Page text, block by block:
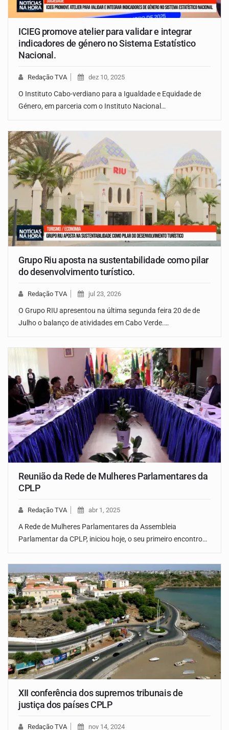
ICIEG promove atelier para validar e integrar
indicadores de género no Sistema Estatístico
Nacional.
Redação TVA dez 10, 2025
O Instituto Cabo-verdiano para a Igualdade e Equidade de
Género, em parceria com o Instituto Nacional…
Grupo Riu aposta na sustentabilidade como pilar
do desenvolvimento turístico.
Redação TVA jul 23, 2026
O Grupo RIU apresentou na última segunda feira 20 de de
Julho o balanço de atividades em Cabo Verde.…
Reunião da Rede de Mulheres Parlamentares da
CPLP
Redação TVA abr 1, 2025
A Rede de Mulheres Parlamentares da Assembleia
Parlamentar da CPLP, iniciou hoje, o seu primeiro encontro…
XII conferência dos supremos tribunais de
justiça dos países CPLP
Redação TVA nov 14, 2024